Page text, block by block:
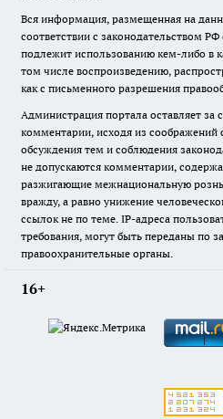
Вся информация, размещенная на
соответствии с законодательством
подлежит использованию кем-либо в
том числе воспроизведению,
как с письменного разрешения
Администрация портала оставляет за
комментарии, исходя из соображений
обсуждения тем и соблюдения
не допускаются комментарии,
разжигающие межнациональную
вражду, а равно унижение
ссылок не по теме. IP-адреса
требования, могут быть переданы по
правоохранительные органы.
16+